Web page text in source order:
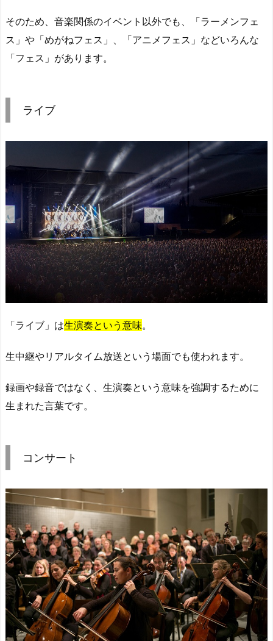
そのため、音楽関係のイベント以外でも、「ラーメンフェ
ス」や「めがねフェス」、「アニメフェス」などいろんな
「フェス」があります。
ライブ
「ライブ」は生演奏という意味。
生中継やリアルタイム放送という場面でも使われます。
録画や録音ではなく、生演奏という意味を強調するために
生まれた言葉です。
コンサート